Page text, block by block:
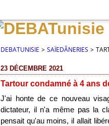
DEBATUNISIE > SAÏEDÂNERIES >
23 DÉCEMBRE 2021
Tartour condamné à 4 ans
J'ai honte de ce nouveau
dictateur, il n'a même pas la
pensait qu'au moins, il allait